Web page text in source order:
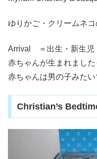
ゆりかご・クリームネ
Arrival ＝出生・新生児
赤ちゃんが生まれました
赤ちゃんは男の子みたい
Christian’s